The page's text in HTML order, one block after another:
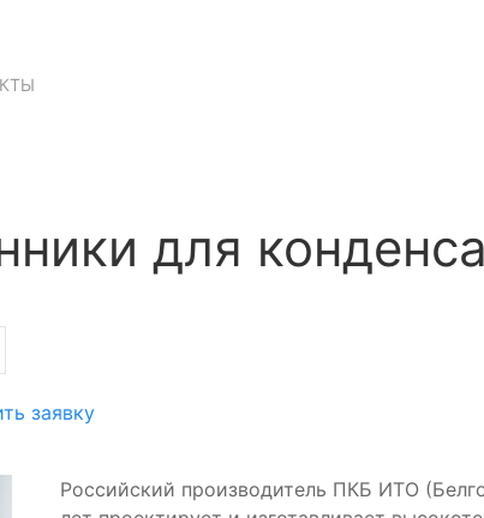
для
заявку
Российский производитель ПКБ ИТО